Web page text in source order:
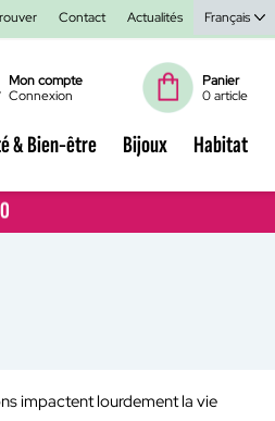
Contact Actualités Français
Mon compte
Connexion
Panier
0 article
& Bien-être Bijoux Habitat
impactent lourdement la vie